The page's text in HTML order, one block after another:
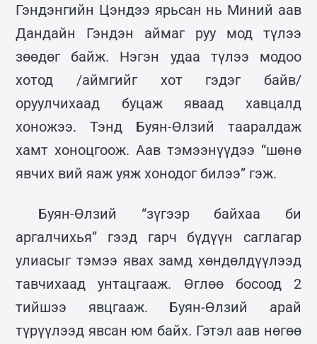
Гэндэнгийн Цэндээ ярьсан нь Миний аав
Дандайн Гэндэн аймаг руу мод түлээ
зөөдөг байж. Нэгэн удаа түлээ модоо
хотод /аймгийг хот гэдэг байв/
оруулчихаад буцаж яваад хавцалд
хоножээ. Тэнд Буян-Өлзий тааралдаж
хамт хоноцгоож. Аав тэмээнүүдээ “шөнө
явчих вий яаж уяж хонодог билээ” гэж.
Буян-Өлзий “зүгээр байхаа би
аргалчихья” гээд гарч бүдүүн саглагар
улиасыг тэмээ явах замд хөндөлдүүлээд
тавчихаад унтацгааж. Өглөө босоод 2
тийшээ явцгааж. Буян-Өлзий арай
түрүүлээд явсан юм байх. Гэтэл аав нөгөө